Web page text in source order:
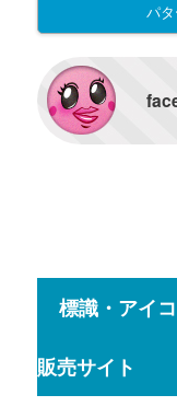
パ
標識・アイ
販売サイト